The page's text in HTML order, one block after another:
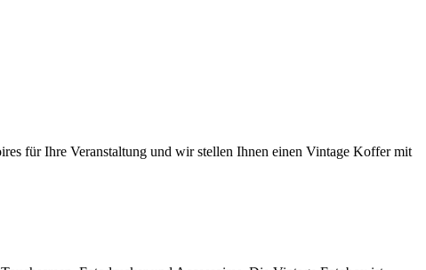
für Ihre Veranstaltung und wir stellen Ihnen einen Vintage Koffer mit